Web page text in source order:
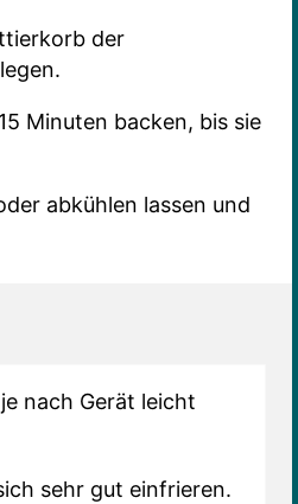
der
Minuten backen, bis sie
abkühlen lassen und
nach Gerät leicht
sehr gut einfrieren.